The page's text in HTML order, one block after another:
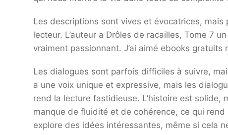
Les descriptions sont vives et évocatrices,
lecteur. L’auteur a Drôles de racailles, Tome 7
vraiment passionnant. J’ai aimé ebooks gratuits
Les dialogues sont parfois difficiles à suivre,
a une voix unique et expressive, mais les
rend la lecture fastidieuse. L’histoire est solide,
manque de fluidité et de cohérence, ce qui
explore des idées intéressantes, même si cela